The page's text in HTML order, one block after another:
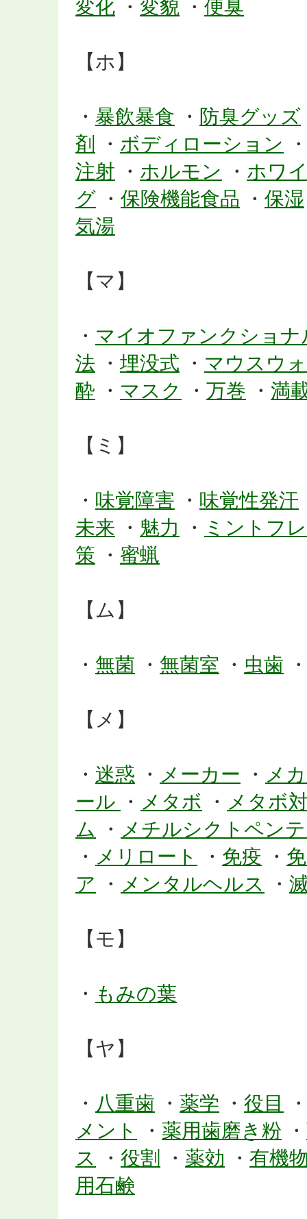
変化 ・ 変貌 ・ 便臭
【ホ】
・ 暴飲暴食 ・ 防臭グッズ
剤
・ ボディローション
注射 ・ ホルモン ・ ホワ
グ ・ 保険機能食品 ・ 保湿
気湯
【マ】
・ マイオファンクショ
法 ・ 埋没式 ・ マウスウ
酔 ・ マスク ・ 万巻 ・ 満
【ミ】
・ 味覚障害 ・ 味覚性発汗
未来 ・ 魅力 ・ ミントフ
策 ・ 蜜蝋
【ム】
・ 無菌 ・ 無菌室 ・ 虫歯
【メ】
・ 迷惑 ・ メーカー ・ メ
ール
・ メタボ ・ メタボ
ム
・ メチルシクトペン
・ メリロート ・ 免疫 ・
ア ・ メンタルヘルス ・
【モ】
・ もみの葉
【ヤ】
・ 八重歯 ・ 薬学 ・ 役目
メント
・ 薬用歯磨き粉 ・
ス
・ 役割 ・ 薬効 ・ 有機
用石鹸